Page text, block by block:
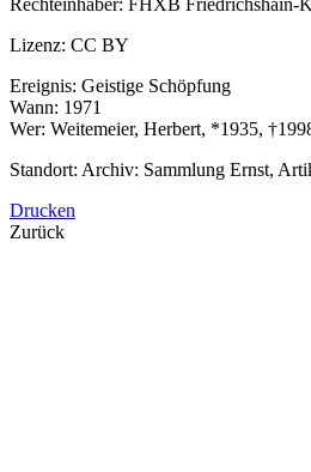
Rechteinhaber: FHXB Friedrichshain-
Lizenz: CC BY
Ereignis: Geistige Schöpfung
Wann: 1971
Wer: Weitemeier, Herbert, *1935,
Standort: Archiv: Sammlung Ernst,
Drucken
Zurück